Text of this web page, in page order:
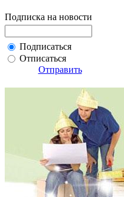
Подписка на новости
Подписаться
Отписаться
Отправить